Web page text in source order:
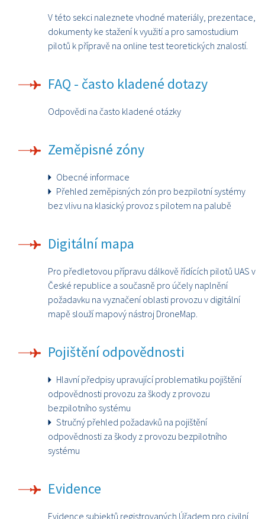
V této sekci naleznete vhodné materiály, prezentace,
dokumenty ke stažení k využití a pro samostudium
pilotů k přípravě na online test teoretických znalostí.
FAQ - často kladené dotazy
Odpovědi na často kladené otázky
Zeměpisné zóny
Obecné informace
Přehled zeměpisných zón pro bezpilotní systémy
bez vlivu na klasický provoz s pilotem na palubě
Digitální mapa
Pro předletovou přípravu dálkově řídících pilotů UAS v
České republice a současně pro účely naplnění
požadavku na vyznačení oblasti provozu v digitální
mapě slouží mapový nástroj DroneMap.
Pojištění odpovědnosti
Hlavní předpisy upravující problematiku pojištění
odpovědnosti provozu za škody z provozu
bezpilotního systému
Stručný přehled požadavků na pojištění
odpovědnosti za škody z provozu bezpilotního
systému
Evidence
Evidence subjektů registrovaných Úřadem pro civilní